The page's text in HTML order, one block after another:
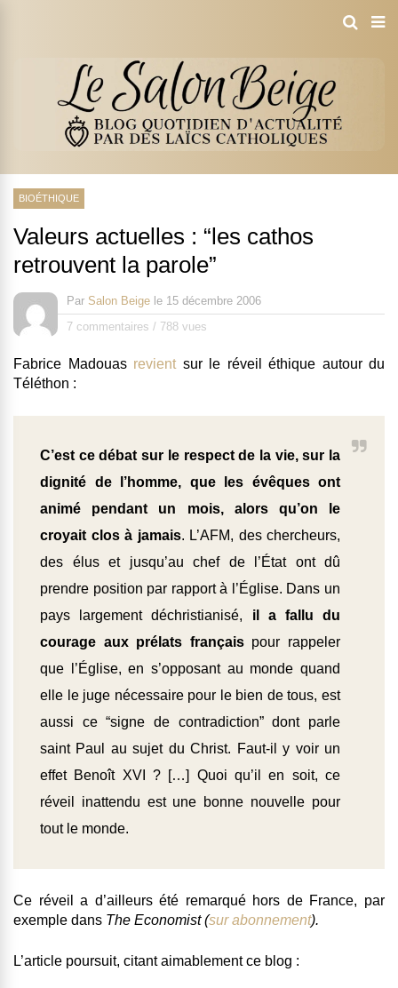
BIOÉTHIQUE
Valeurs actuelles : “les cathos
retrouvent la parole”
Par Salon Beige le 15 décembre 2006
7 commentaires / 788 vues
Fabrice Madouas revient sur le réveil éthique autour du
Téléthon :
C’est ce débat sur le respect de la vie, sur la
dignité de l’homme, que les évêques ont
animé pendant un mois, alors qu’on le
croyait clos à jamais. L’AFM, des chercheurs,
des élus et jusqu’au chef de l’État ont dû
prendre position par rapport à l’Église. Dans un
pays largement déchristianisé, il a fallu du
courage aux prélats françaispour rappeler
que l’Église, en s’opposant au monde quand
elle le juge nécessaire pour le bien de tous, est
aussi ce “signe de contradiction” dont parle
saint Paul au sujet du Christ. Faut-il y voir un
effet Benoît XVI ? […] Quoi qu’il en soit, ce
réveil inattendu est une bonne nouvelle pour
tout le monde.
Ce réveil a d’ailleurs été remarqué hors de France, par
exemple dans The Economist (sur abonnement).
L’article poursuit, citant aimablement ce blog :